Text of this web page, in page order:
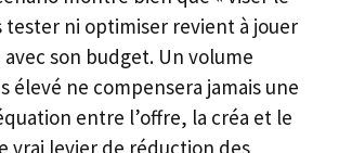
tester ni optimiser revient à jouer
avec son budget. Un volume
élevé ne compensera jamais une
entre l’offre, la créa et le